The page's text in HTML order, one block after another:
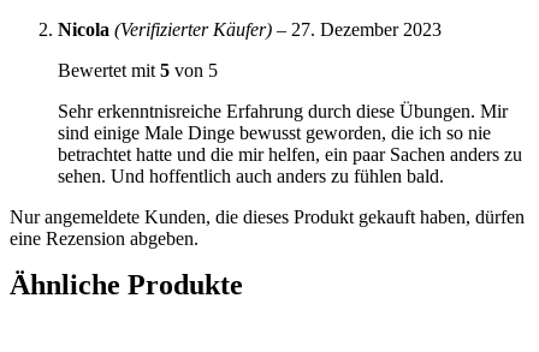
Nicola (Verifizierter Käufer) – 27. Dezember 2023
Bewertet mit 5 von 5
Sehr erkenntnisreiche Erfahrung durch diese Übungen. Mir
sind einige Male Dinge bewusst geworden, die ich so nie
betrachtet hatte und die mir helfen, ein paar Sachen anders zu
sehen. Und hoffentlich auch anders zu fühlen bald.
Nur angemeldete Kunden, die dieses Produkt gekauft haben, dürfen
eine Rezension abgeben.
Ähnliche Produkte